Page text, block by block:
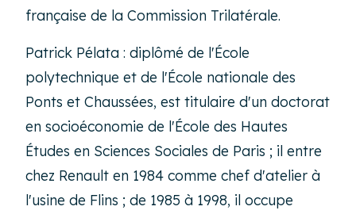
française de la Commission Trilatérale.
Patrick Pélata : diplômé de l'École
polytechnique et de l'École nationale des
Ponts et Chaussées, est titulaire d'un doctorat
en socioéconomie de l'École des Hautes
Études en Sciences Sociales de Paris ; il entre
chez Renault en 1984 comme chef d'atelier à
l'usine de Flins ; de 1985 à 1998, il occupe